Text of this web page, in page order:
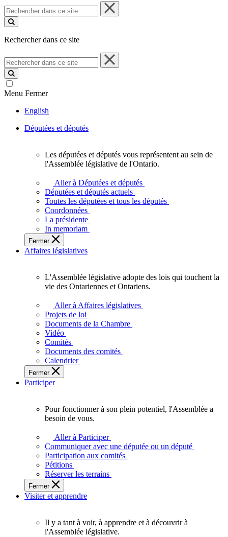
Rechercher
dans
ce
Rechercher dans ce site
Rechercher
dans
ce
site
Menu Fermer
English
Députées et députés
députés
vous
représentent
sein
de
l'Assemblée
législative
l'Ontario.
Les députées et députés vous représentent au sein de
l'Assemblée législative de l'Ontario.
Aller à Députées et députés
Députées et députés actuels
Toutes les députées et tous les députés
Coordonnées
La présidente
In memoriam
Fermer
Affaires législatives
L'Assemblée
adopte
touchent
des
Ontariennes
et
L'Assemblée législative adopte des lois qui touchent la
vie des Ontariennes et Ontariens.
Aller à Affaires législatives
Projets de loi
Documents de la Chambre
Vidéo
Comités
Documents des comités
Calendrier
Fermer
Participer
plein
potentiel,
l'Assemblée
a
besoin
de
Pour fonctionner à son plein potentiel, l'Assemblée a
besoin de vous.
Aller à Participer
Communiquer avec une députée ou un député
Participation aux comités
Pétitions
Réserver les terrains
Fermer
Visiter et apprendre
Il y a tant à voir, à apprendre et à découvrir à
l'Assemblée législative.